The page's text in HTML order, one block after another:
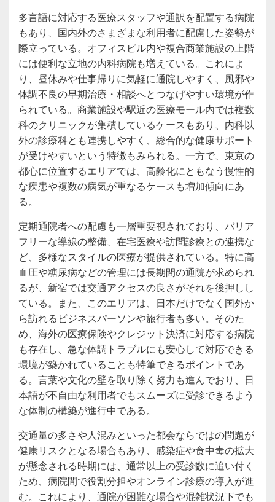
多言語に対応する医療スタッフや通訳を配置する病院
もあり、国内外のさまざまな利用者に配慮した姿勢が
際立っている。オフィスビル内や複合商業施設の上階
には便利な立地の内科病院も増えている。これによ
り、昼休みや仕事帰りに気軽に通院しやすく、風邪や
体調不良の早期治療・相談へとつなげやすい環境が作
られている。商業施設や駅近の医療モール内では複数
科のクリニックが集積しているケースもあり、内科以
外の診療科とも連携しやすく、総合的な健康サポート
が受けやすいという特徴もみられる。一方で、東京の
都心に位置するエリアでは、高齢化にともなう慢性的
な疾患や複数の病気が重なるケースも増加傾向にあ
る。
定期通院者への配慮も一層重要視されており、バリア
フリーな導線の整備、在宅医療や訪問診療との連携な
ど、多様なスタイルの医療が提供されている。特に高
血圧や糖尿病などの管理には長期間の通院が求められ
るが、新宿では交通アクセスの良さがそれを後押しし
ている。また、このエリアは、日本だけでなく国外か
ら訪れるビジネスパーソンや旅行者も多い。そのた
め、海外の医療保険やクレジット決済に対応する病院
も存在し、急な体調トラブルにも安心して対応できる
環境が築かれていることも特筆できるポイントであ
る。言葉や文化の壁を取り除く努力も進んでおり、日
本語が不自由な利用者でもスムーズに受診できるよう
な体制の構築が進行中である。
交通量の多さや人混みといった都会ならではの問題が
健康リスクとなる場合もあり、感染症や食中毒の拡大
が懸念される時期には、通常以上の受診数に追い付く
ため、病院間で役割分担やオンライン診療の導入が進
む。これにより、通院が困難な場合や混雑状況下でも